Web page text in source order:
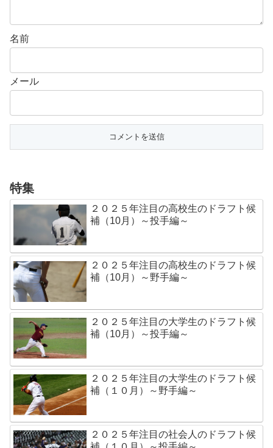
名前
メール
特集
２０２５年注目の高校生のドラフト候
補（10月）～投手編～
２０２５年注目の高校生のドラフト候
補（10月）～野手編～
２０２５年注目の大学生のドラフト候
補（10月）～投手編～
２０２５年注目の大学生のドラフト候
補（１０月）～野手編～
２０２５年注目の社会人のドラフト候